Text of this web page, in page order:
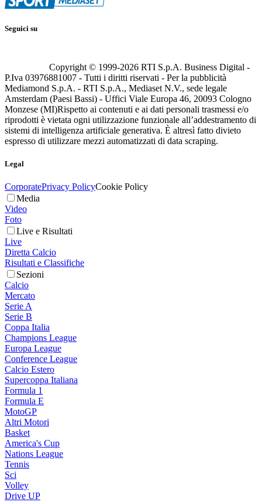
Seguici su
Copyright © 1999-2026 RTI S.p.A. Business Digital -
P.Iva 03976881007 - Tutti i diritti riservati - Per la pubblicità
Mediamond S.p.A. - RTI S.p.A., Mediaset N.V., sede legale
Amsterdam (Paesi Bassi) - Uffici Viale Europa 46, 20093 Cologno
Monzese (MI)Rispetto ai contenuti e ai dati personali trasmessi e/o
riprodotti è vietata ogni utilizzazione funzionale all’addestramento di
sistemi di intelligenza artificiale generativa. È altresì fatto divieto
espresso di utilizzare mezzi automatizzati di data scraping.
Legal
CorporatePrivacy PolicyCookie Policy
Media
Video
Foto
Live e Risultati
Live
Diretta Calcio
Risultati e Classifiche
Sezioni
Calcio
Mercato
Serie A
Serie B
Coppa Italia
Champions League
Europa League
Conference League
Calcio Estero
Supercoppa Italiana
Formula 1
Formula E
MotoGP
Altri Motori
Basket
America's Cup
Nations League
Tennis
Sci
Volley
Drive UP